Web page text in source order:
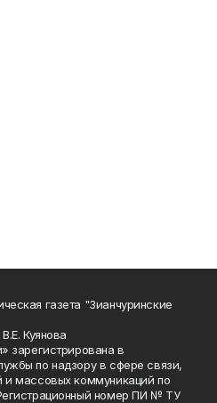
газета "Зианчуринские
Куянова
зарегистрирована в
по надзору в сфере связи,
и массовых коммуникаций по
номер ПИ № ТУ